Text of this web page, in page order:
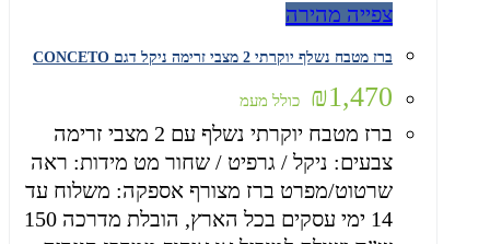
צפייה מהירה
ברז מטבח נשלף יוקרתי 2 מצבי זרימה ניקל דגם CONCETO
₪1,470 כולל מעמ
ברז מטבח יוקרתי נשלף עם 2 מצבי זרימה
צבעים: ניקל / גרפיט / שחור מט מידות: ראה
שרטוט/מפרט ברז מצורף אספקה: משלוח עד
14 ימי עסקים בכל הארץ, הובלת מדרכה 150